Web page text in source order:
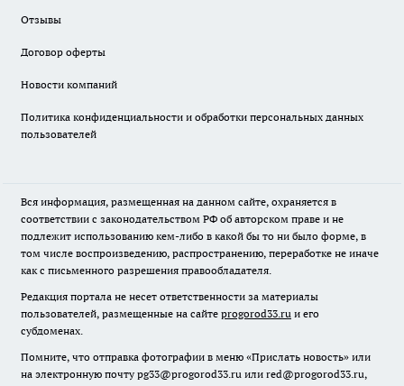
Отзывы
Договор оферты
Новости компаний
Политика конфиденциальности и обработки персональных данных
пользователей
Вся информация, размещенная на данном сайте, охраняется в
соответствии с законодательством РФ об авторском праве и не
подлежит использованию кем-либо в какой бы то ни было форме, в
том числе воспроизведению, распространению, переработке не иначе
как с письменного разрешения правообладателя.
Редакция портала не несет ответственности за материалы
пользователей, размещенные на сайте progorod33.ru и его
субдоменах.
Помните, что отправка фотографии в меню «Прислать новость» или
на электронную почту pg33@progorod33.ru или red@progorod33.ru,